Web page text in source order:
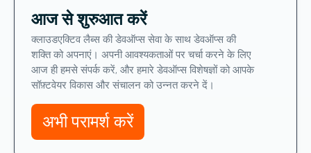
आज से शुरुआत करें
क्लाउडएक्टिव लैब्स की डेवऑप्स सेवा के साथ डेवऑप्स की
शक्ति को अपनाएं। अपनी आवश्यकताओं पर चर्चा करने के लिए
आज ही हमसे संपर्क करें, और हमारे डेवऑप्स विशेषज्ञों को आपके
सॉफ़्टवेयर विकास और संचालन को उन्नत करने दें।
अभी परामर्श करें